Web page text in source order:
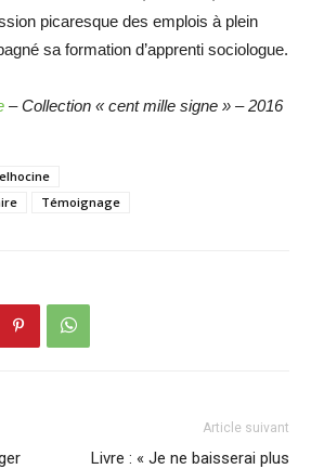
picaresque des emplois à plein
sa formation d’apprenti sociologue.
– Collection « cent mille signe » – 2016
Témoignage
Article suivant
Livre : « Je ne baisserai plus